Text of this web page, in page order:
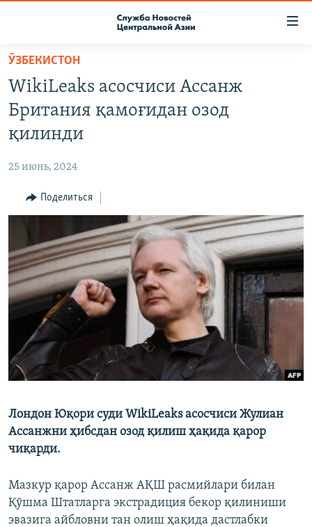
Вернуться
основному
содержанию
Вернутся
главной
Вернутся
О ПРОЕКТЕ
КОНТАКТЫ
НАСТОЯЩЕЕ ВРЕМЯ
МИГРАНТ МЕДИА
ӮЗБЕКИСТОН
WikiLeaks асосчиси Ассанж
Британия қамоғидан озод
қилинди
25 июнь, 2024
Поделиться
Лондон Юқори суди WikiLeaks асосчиси Жулиан
Ассанжни ҳибсдан озод қилиш ҳақида қарор
чиқарди.
Мазкур қарор Ассанж АҚШ расмийлари билан
Қўшма Штатларга экстрадиция бекор қилиниши
эвазига айбловни тан олиш ҳақида дастлабки